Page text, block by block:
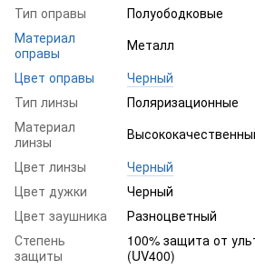
Тип оправы
Полуободковые
Материал
оправы
Металл
Цвет оправы
Черный
Тип линзы
Поляризационные
Материал
линзы
Цвет линзы
Черный
Цвет дужки
Черный
Цвет заушника
Разноцветный
Степень
защиты
100% защита от
(UV400)